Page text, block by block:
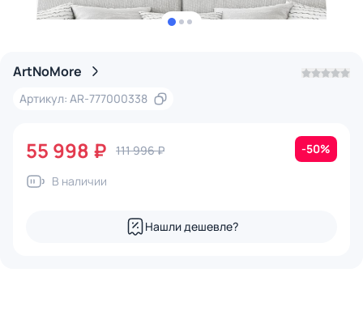
ArtNoMore
Артикул: AR-777000338
55 998 ₽ 111 996 ₽ -50%
В наличии
Нашли дешевле?